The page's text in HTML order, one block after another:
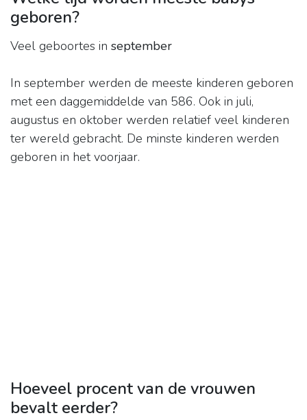
geboren?
Veel geboortes in september
In september werden de meeste kinderen geboren
met een daggemiddelde van 586. Ook in juli,
augustus en oktober werden relatief veel kinderen
ter wereld gebracht. De minste kinderen werden
geboren in het voorjaar.
Hoeveel procent van de vrouwen
bevalt eerder?